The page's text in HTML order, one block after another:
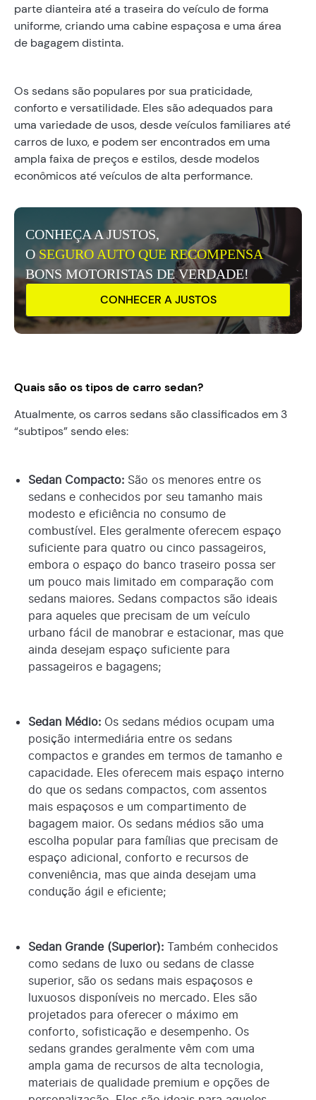
parte dianteira até a traseira do veículo de forma
uniforme, criando uma cabine espaçosa e uma área
de bagagem distinta.
Os sedans são populares por sua praticidade,
conforto e versatilidade. Eles são adequados para
uma variedade de usos, desde veículos familiares até
carros de luxo, e podem ser encontrados em uma
ampla faixa de preços e estilos, desde modelos
econômicos até veículos de alta performance.
CONHEÇA A JUSTOS,
OSEGURO AUTO QUE RECOMPENSA
BONS MOTORISTAS DE VERDADE!
CONHECER A JUSTOS
Quais são os tipos de carro sedan?
Atualmente, os carros sedans são classificados em 3
“subtipos” sendo eles:
Sedan Compacto: São os menores entre os
sedans e conhecidos por seu tamanho mais
modesto e eficiência no consumo de
combustível. Eles geralmente oferecem espaço
suficiente para quatro ou cinco passageiros,
embora o espaço do banco traseiro possa ser
um pouco mais limitado em comparação com
sedans maiores. Sedans compactos são ideais
para aqueles que precisam de um veículo
urbano fácil de manobrar e estacionar, mas que
ainda desejam espaço suficiente para
passageiros e bagagens;
Sedan Médio: Os sedans médios ocupam uma
posição intermediária entre os sedans
compactos e grandes em termos de tamanho e
capacidade. Eles oferecem mais espaço interno
do que os sedans compactos, com assentos
mais espaçosos e um compartimento de
bagagem maior. Os sedans médios são uma
escolha popular para famílias que precisam de
espaço adicional, conforto e recursos de
conveniência, mas que ainda desejam uma
condução ágil e eficiente;
Sedan Grande (Superior): Também conhecidos
como sedans de luxo ou sedans de classe
superior, são os sedans mais espaçosos e
luxuosos disponíveis no mercado. Eles são
projetados para oferecer o máximo em
conforto, sofisticação e desempenho. Os
sedans grandes geralmente vêm com uma
ampla gama de recursos de alta tecnologia,
materiais de qualidade premium e opções de